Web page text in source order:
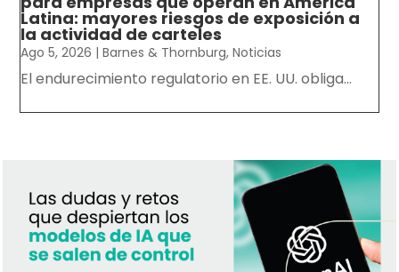
Latina: mayores riesgos de exposición a
la actividad de carteles
Ago 5, 2026 |Barnes & Thornburg,Noticias
El endurecimiento regulatorio en EE. UU. obliga...